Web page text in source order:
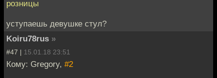
розницы
уступаешь девушке стул?
Koiru78rus »
#47 | 15.01.18 23:51
Кому: Gregory, #2